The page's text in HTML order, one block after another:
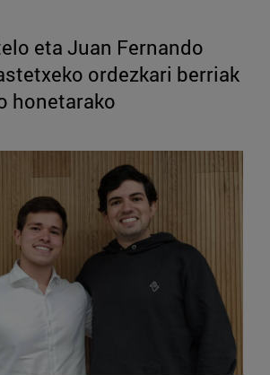
eta Juan Fernando
ordezkari berriak
honetarako